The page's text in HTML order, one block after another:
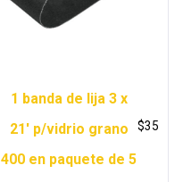
1 banda de lija 3 x
21′ p/vidrio grano
400 en paquete de 5
$35